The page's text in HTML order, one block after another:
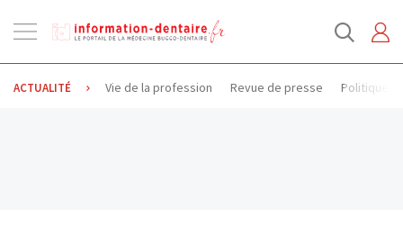
la
navigation
ACTUALITÉ Vie de la profession Revue de presse Politique